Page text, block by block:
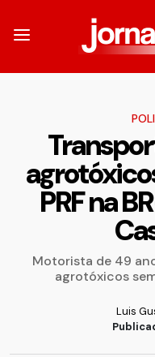
PRF na
Motorista de 49
agrotóxicos
Luis